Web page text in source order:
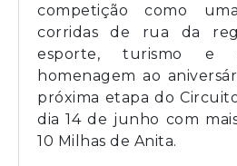
competição como
corridas de rua da
esporte, turismo e
homenagem ao
próxima etapa do
dia 14 de junho com
10 Milhas de Anita.